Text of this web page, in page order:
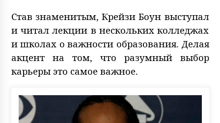
Став знаменитым, Крейзи Боун выступал
и читал лекции в нескольких колледжах
и школах о важности образования. Делая
акцент на том, что разумный выбор
карьеры это самое важное.